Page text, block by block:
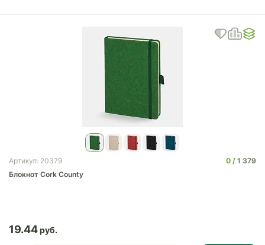
Артикул: 20379 0
1 379
Блокнот Cork County
19.44